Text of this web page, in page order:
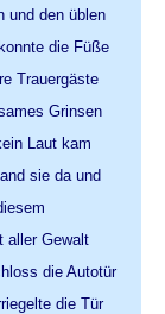
und den üblen
die Füße
Trauergäste
Grinsen
Laut kam
sie da und
aller Gewalt
die Autotür
die Tür